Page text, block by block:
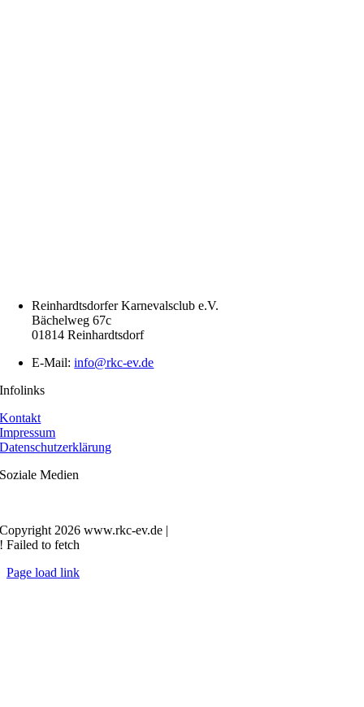
Reinhardtsdorfer Karnevalsclub e.V.
Bächelweg 67c
01814 Reinhardtsdorf
E-Mail:info@rkc-ev.de
Infolinks
Kontakt
Impressum
Datenschutzerklärung
Soziale Medien
Copyright 2026 www.rkc-ev.de |
! Failed to fetch
Page load link